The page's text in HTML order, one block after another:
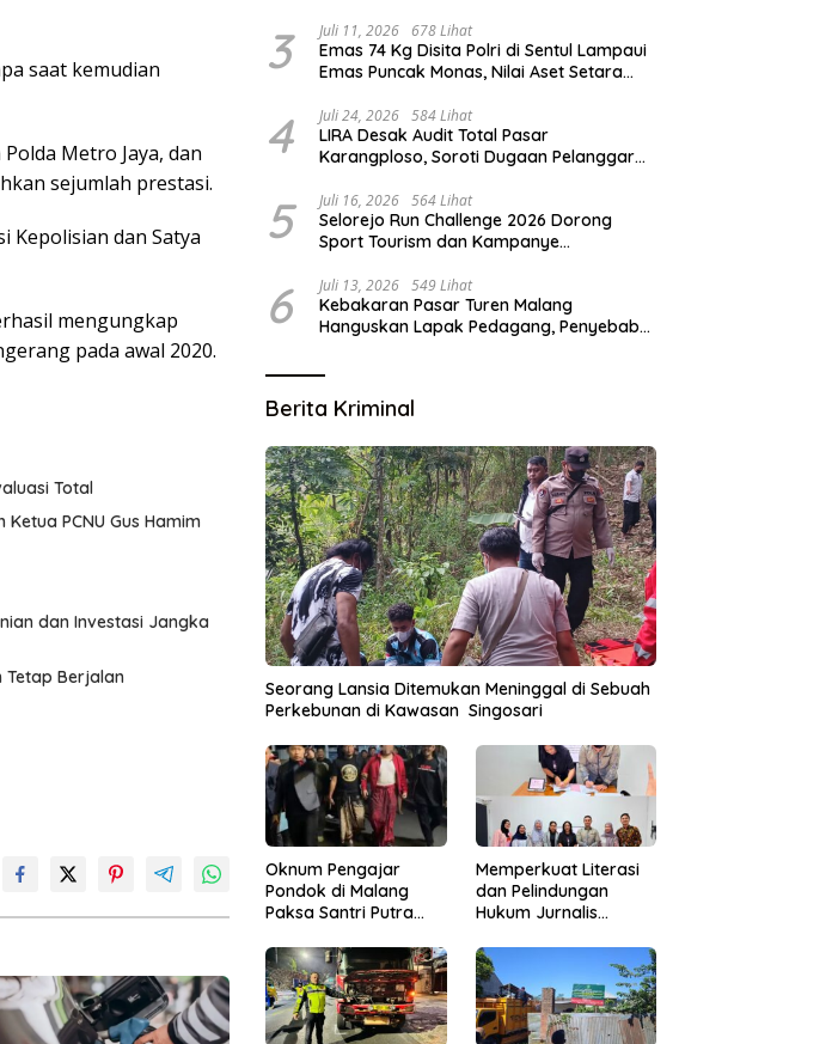
saat kemudian
Metro Jaya, dan
sejumlah prestasi.
Kepolisian dan Satya
mengungkap
pada awal 2020.
Total
PCNU Gus Hamim
dan Investasi Jangka
Tetap Berjalan
3 Juli 11, 2026 678 Lihat
Emas 74 Kg Disita Polri di Sentul Lampaui
Emas Puncak Monas, Nilai Aset Setara
4 Juli 24, 2026 584 Lihat
LIRA Desak Audit Total Pasar
Karangploso, Soroti Dugaan Pelanggaran
5 Juli 16, 2026 564 Lihat
Selorejo Run Challenge 2026 Dorong
Sport Tourism dan Kampanye
6 Juli 13, 2026 549 Lihat
Kebakaran Pasar Turen Malang
Hanguskan Lapak Pedagang, Penyebab
Berita Kriminal
Seorang Lansia Ditemukan Meninggal di Sebuah
Perkebunan di Kawasan Singosari
Oknum Pengajar
Pondok di Malang
Paksa Santri Putra
Memperkuat Literasi
dan Pelindungan
Hukum Jurnalis
Hukumonline
Menyediakan Layanan
AI Gratis